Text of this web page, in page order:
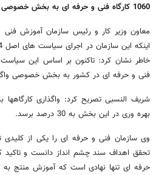
1060 کارگاه فنی و حرفه ای به بخش خصوصی واگذار شد
معاون وزیر کار و رئیس سازمان آموزش
فنی و حرفه ای در کشور به بخش خصوصی
شریف النسبی تصریح کرد: واگذاری
بهره وری در این بخش به 30 درصد برسد.
وی سازمان فنی و حرفه ای را یکی از کلیدی
تحقق اهداف سند چشم انداز دانست و تاکید
حرفه ای تنها نهادی است که آموزش منتج به